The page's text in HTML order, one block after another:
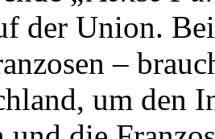
der Union.
–
um den